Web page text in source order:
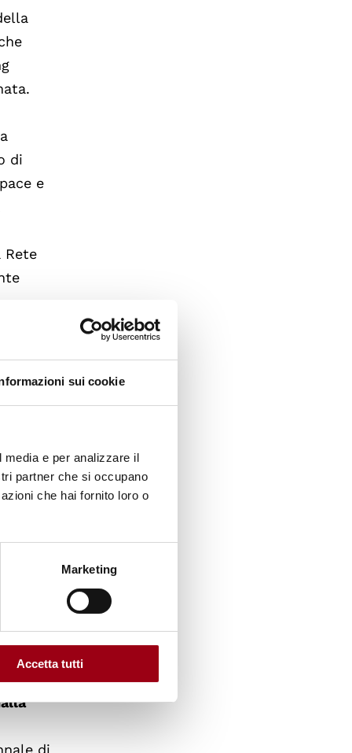
sui cookie
e per analizzare il
partner che si occupano
che hai fornito loro o
Marketing
Accetta tutti
di
e
Rete
i
di
di